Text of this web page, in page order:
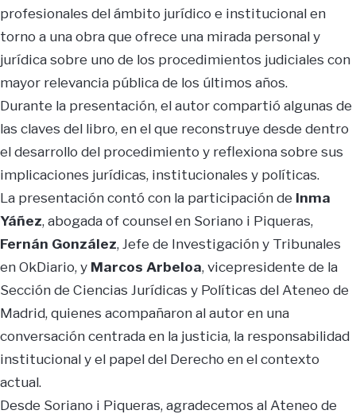
profesionales del ámbito jurídico e institucional en
torno a una obra que ofrece una mirada personal y
jurídica sobre uno de los procedimientos judiciales con
mayor relevancia pública de los últimos años.
Durante la presentación, el autor compartió algunas de
las claves del libro, en el que reconstruye desde dentro
el desarrollo del procedimiento y reflexiona sobre sus
implicaciones jurídicas, institucionales y políticas.
La presentación contó con la participación de Inma
Yáñez, abogada of counsel en Soriano i Piqueras,
Fernán González, Jefe de Investigación y Tribunales
en OkDiario, y Marcos Arbeloa, vicepresidente de la
Sección de Ciencias Jurídicas y Políticas del Ateneo de
Madrid, quienes acompañaron al autor en una
conversación centrada en la justicia, la responsabilidad
institucional y el papel del Derecho en el contexto
actual.
Desde Soriano i Piqueras, agradecemos al Ateneo de